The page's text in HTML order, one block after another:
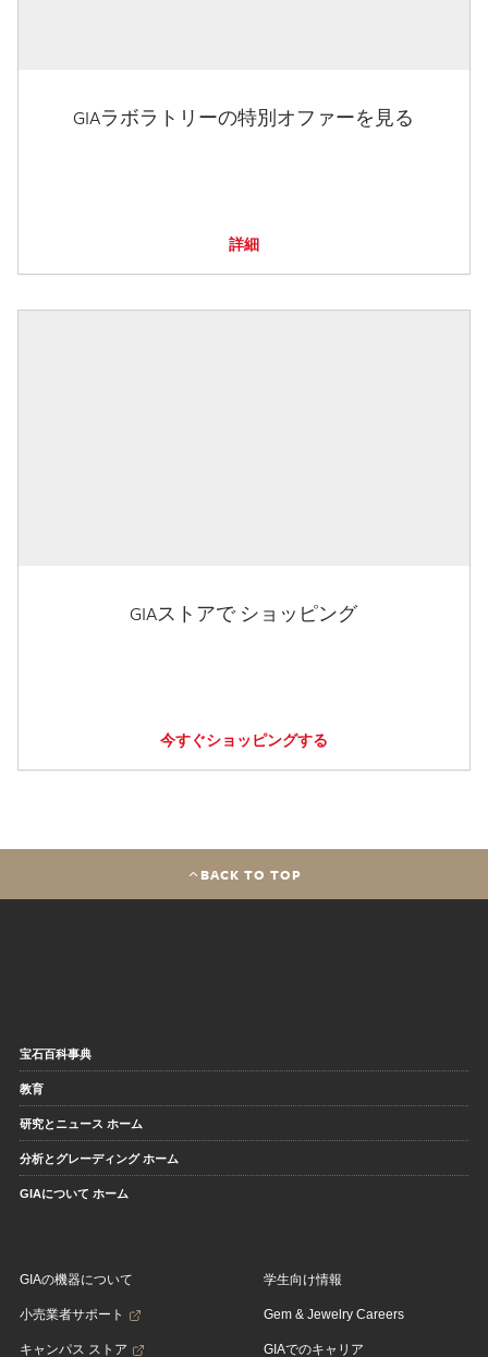
GIAラボラトリーの特別オファーを見る
詳細
GIAストアで ショッピング
今すぐショッピングする
BACK TO TOP
宝石百科事典
教育
研究とニュース ホーム
分析とグレーディング ホーム
GIAについて ホーム
GIAの機器について
小売業者サポート
キャンパス ストア
学生向け情報
Gem & Jewelry Careers
GIAでのキャリア